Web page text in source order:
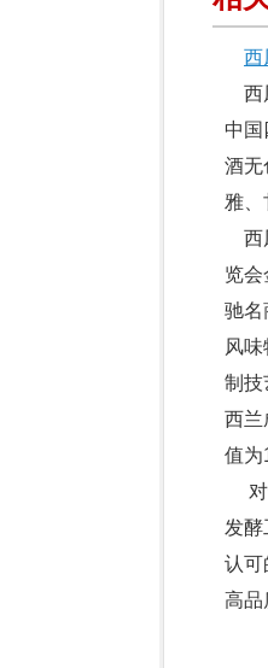
西
西
中
酒无
雅、
西
览会
驰名
风
制技
西兰
值为
对
发酵
认可
高品